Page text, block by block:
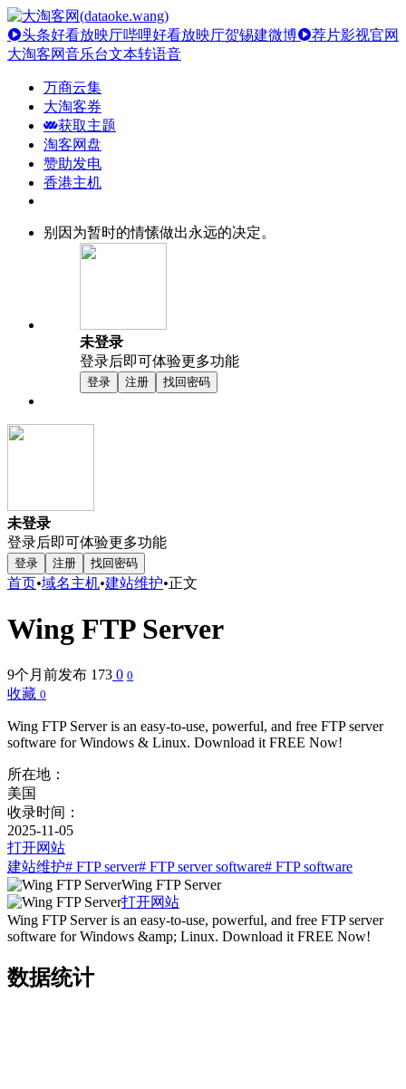
头条好看放映厅哔哩好看放映厅贺锡建微博
荐片影视官网
大淘客网音乐台文本转语音
万商云集
大淘客券
获取主题
淘客网盘
赞助发电
香港主机
别因为暂时的情愫做出永远的决定。
未登录
登录后即可体验更多功能
登录 注册 找回密码
未登录
登录后即可体验更多功能
登录 注册 找回密码
首页•域名主机•建站维护•正文
Wing FTP Server
9个月前发布 173 0 0
收藏 0
Wing FTP Server is an easy-to-use, powerful, and free FTP server
software for Windows & Linux. Download it FREE Now!
所在地：
美国
收录时间：
2025-11-05
打开网站
建站维护# FTP server# FTP server software# FTP software
Wing FTP Server
打开网站
Wing FTP Server is an easy-to-use, powerful, and free FTP server
software for Windows &amp; Linux. Download it FREE Now!
数据统计